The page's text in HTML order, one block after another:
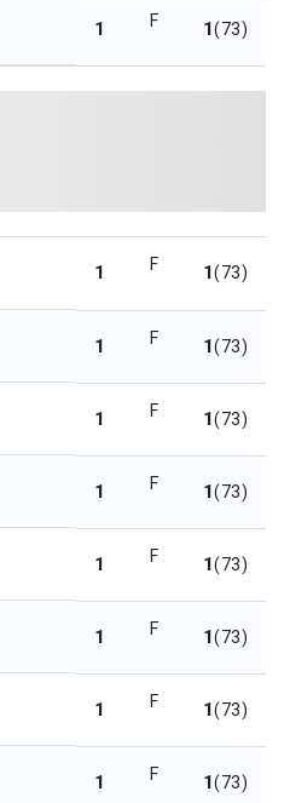
1 F 1(73)
1 F 1(73)
1 F 1(73)
1 F 1(73)
1 F 1(73)
1 F 1(73)
1 F 1(73)
1 F 1(73)
1 F 1(73)